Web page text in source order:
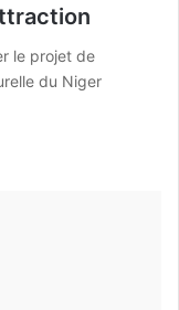
le projet de
du Niger